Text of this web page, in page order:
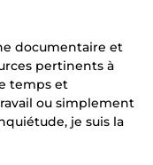
documentaire et
pertinents à
temps et
ou simplement
je suis la